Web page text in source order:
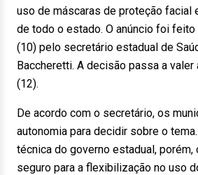
uso de máscaras de proteção facial
de todo o estado. O anúncio foi
(10) pelo secretário estadual de
Baccheretti. A decisão passa a
(12).
De acordo com o secretário, os
autonomia para decidir sobre o
técnica do governo estadual, porém,
seguro para a flexibilização no uso